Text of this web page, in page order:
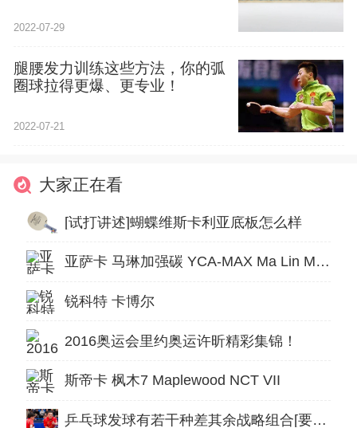
2022-07-29
腿腰发力训练这些方法，你的弧
圈球拉得更爆、更专业！
2022-07-21
大家正在看
[试打讲述]蝴蝶维斯卡利亚底板怎么样
亚萨卡 马琳加强碳 YCA-MAX Ma Lin Max Carbon
锐科特 卡博尔
2016奥运会里约奥运许昕精彩集锦！
斯帝卡 枫木7 Maplewood NCT VII
乒乓球发球有若干种差其余战略组合[要点解码]